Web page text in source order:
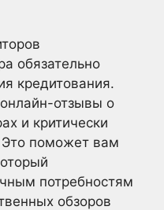
обязательно
кредитования.
отзывы о
и критически
поможет вам
потребностям
обзоров